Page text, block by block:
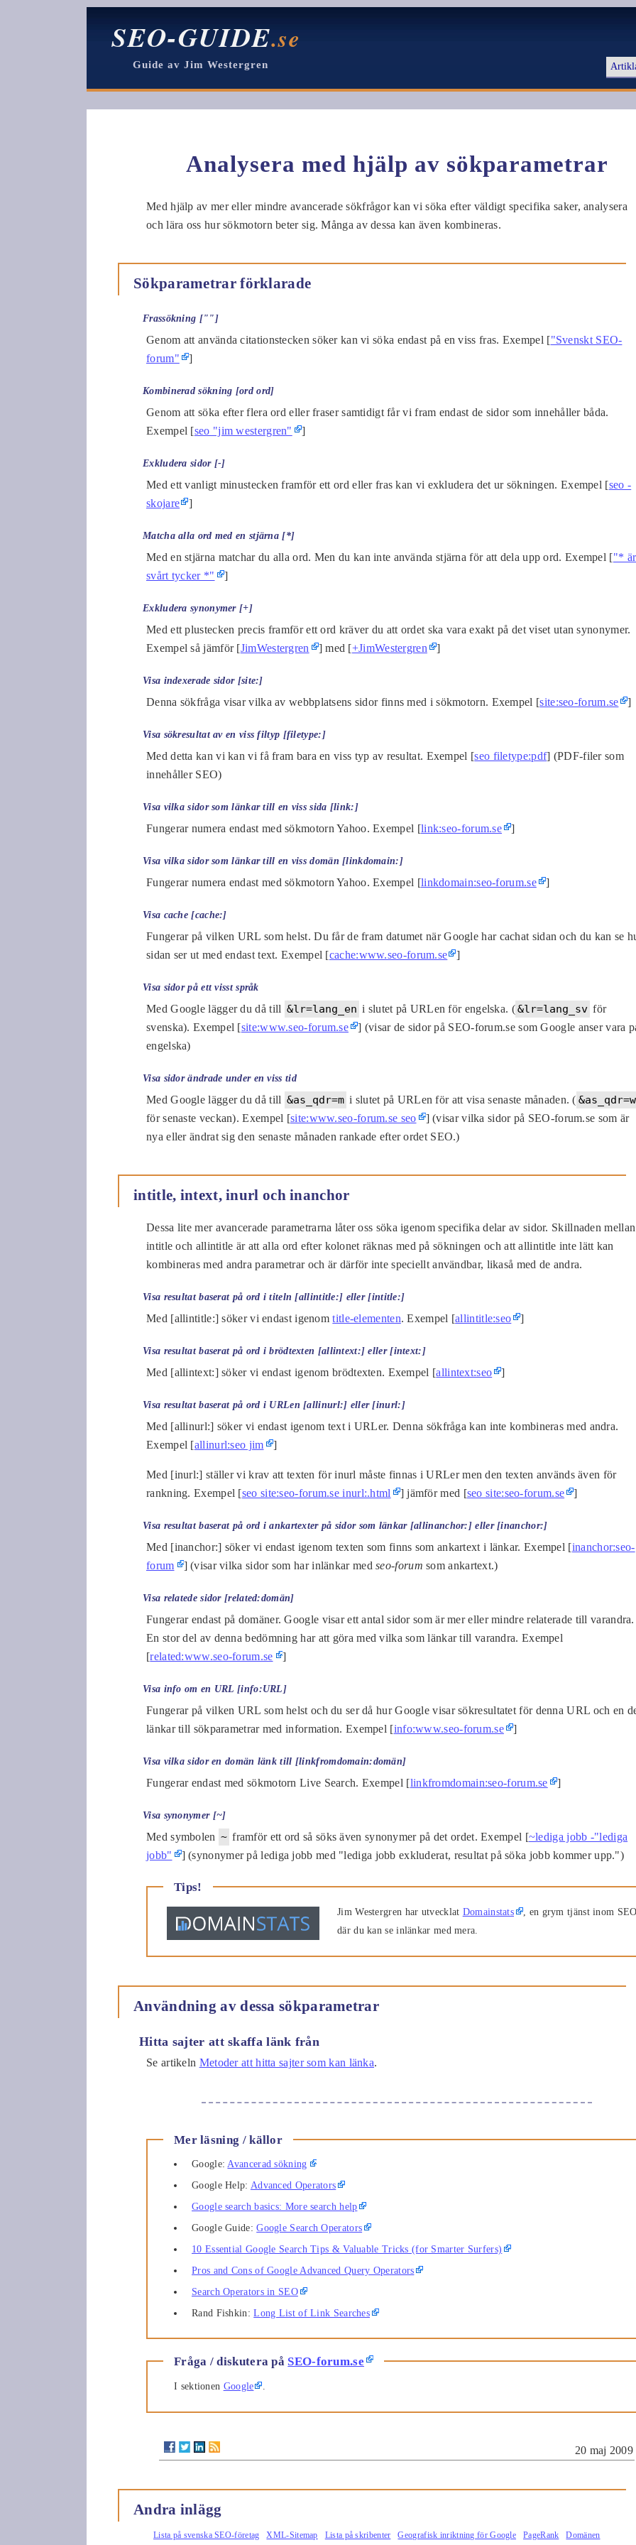
SEO-GUIDE.se
Guide av Jim Westergren
Analysera med hjälp av sökparametrar
Med hjälp av mer eller mindre avancerade sökfrågor kan vi söka efter väldigt specifika saker, analysera
och lära oss hur sökmotorn beter sig. Många av dessa kan även kombineras.
Sökparametrar förklarade
Frassökning [""]
Genom att använda citationstecken söker kan vi söka endast på en viss fras. Exempel ["Svenskt SEO-
forum"
]
Kombinerad sökning [ord ord]
Genom att söka efter flera ord eller fraser samtidigt får vi fram endast de sidor som innehåller båda.
Exempel [seo "jim westergren" ]
Exkludera sidor [-]
Med ett vanligt minustecken framför ett ord eller fras kan vi exkludera det ur sökningen. Exempel [seo -
skojare
]
Matcha alla ord med en stjärna [*]
Med en stjärna matchar du alla ord. Men du kan inte använda stjärna för att dela upp ord. Exempel ["* är
svårt tycker *"
]
Exkludera synonymer [+]
Med ett plustecken precis framför ett ord kräver du att ordet ska vara exakt på det viset utan synonymer.
Exempel så jämför [JimWestergren ] med [+JimWestergren ]
Visa indexerade sidor [site:]
Denna sökfråga visar vilka av webbplatsens sidor finns med i sökmotorn. Exempel [site:seo-forum.se ]
Visa sökresultat av en viss filtyp [filetype:]
Med detta kan vi kan vi få fram bara en viss typ av resultat. Exempel [seo filetype:pdf] (PDF-filer som
innehåller SEO)
Visa vilka sidor som länkar till en viss sida [link:]
Fungerar numera endast med sökmotorn Yahoo. Exempel [link:seo-forum.se ]
Visa vilka sidor som länkar till en viss domän [linkdomain:]
Fungerar numera endast med sökmotorn Yahoo. Exempel [linkdomain:seo-forum.se ]
Visa cache [cache:]
Fungerar på vilken URL som helst. Du får de fram datumet när Google har cachat sidan och du kan se
sidan ser ut med endast text. Exempel [cache:www.seo-forum.se ]
Visa sidor på ett visst språk
Med Google lägger du då till &lr=lang_en i slutet på URLen för engelska. (&lr=lang_sv för
svenska). Exempel [site:www.seo-forum.se
] (visar de sidor på SEO-forum.se som Google anser vara
engelska)
Visa sidor ändrade under en viss tid
Med Google lägger du då till &as_qdr=m i slutet på URLen för att visa senaste månaden. ( &as_qdr=w
för senaste veckan). Exempel [site:www.seo-forum.se seo
] (visar vilka sidor på SEO-forum.se som är
nya eller ändrat sig den senaste månaden rankade efter ordet SEO.)
intitle, intext, inurl och inanchor
Dessa lite mer avancerade parametrarna låter oss söka igenom specifika delar av sidor. Skillnaden mellan
intitle och allintitle är att alla ord efter kolonet räknas med på sökningen och att allintitle inte lätt kan
kombineras med andra parametrar och är därför inte speciellt användbar, likaså med de andra.
Visa resultat baserat på ord i titeln [allintitle:] eller [intitle:]
Med [allintitle:] söker vi endast igenomtitle-elementen. Exempel [allintitle:seo ]
Visa resultat baserat på ord i brödtexten [allintext:] eller [intext:]
Med [allintext:] söker vi endast igenom brödtexten. Exempel [allintext:seo ]
Visa resultat baserat på ord i URLen [allinurl:] eller [inurl:]
Med [allinurl:] söker vi endast igenom text i URLer. Denna sökfråga kan inte kombineras med andra.
Exempel [allinurl:seo jim ]
Med [inurl:] ställer vi krav att texten för inurl måste finnas i URLer men den texten används även för
rankning. Exempel [seo site:seo-forum.se inurl:.html ] jämför med [seo site:seo-forum.se ]
Visa resultat baserat på ord i ankartexter på sidor som länkar [allinanchor:] eller [inanchor:]
Med [inanchor:] söker vi endast igenom texten som finns som ankartext i länkar. Exempel [inanchor:seo-
forum
] (visar vilka sidor som har inlänkar medseo-forum som ankartext.)
Visa relatede sidor [related:domän]
Fungerar endast på domäner. Google visar ett antal sidor som är mer eller mindre relaterade till varandra.
En stor del av denna bedömning har att göra med vilka som länkar till varandra. Exempel
[related:www.seo-forum.se ]
Visa info om en URL [info:URL]
Fungerar på vilken URL som helst och du ser då hur Google visar sökresultatet för denna URL och en
länkar till sökparametrar med information. Exempel [info:www.seo-forum.se ]
Visa vilka sidor en domän länk till [linkfromdomain:domän]
Fungerar endast med sökmotorn Live Search. Exempel [linkfromdomain:seo-forum.se ]
Visa synonymer [~]
Med symbolen ~ framför ett ord så söks även synonymer på det ordet. Exempel [~lediga jobb -"lediga
jobb"
] (synonymer på lediga jobb med "lediga jobb exkluderat, resultat på söka jobb kommer upp.")
Tips!
Jim Westergren har utvecklat Domainstats
, en grym tjänst inom
där du kan se inlänkar med mera.
Användning av dessa sökparametrar
Hitta sajter att skaffa länk från
Se artikeln Metoder att hitta sajter som kan länka.
Mer läsning / källor
Google:Avancerad sökning
Google Help: Advanced Operators
Google search basics: More search help
Google Guide:Google Search Operators
10 Essential Google Search Tips & Valuable Tricks (for Smarter Surfers)
Pros and Cons of Google Advanced Query Operators
Search Operators in SEO
Rand Fishkin:Long List of Link Searches
Fråga / diskutera på SEO-forum.se
I sektionen Google .
20 maj 2009
Andra inlägg
Lista på svenska SEO-företag XML-Sitemap Lista på skribenter Geografisk inriktning för Google PageRank Domänen